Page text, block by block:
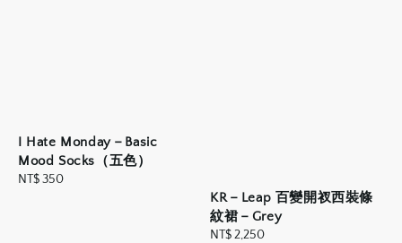
I Hate Monday－Basic
Mood Socks（五色）
Regular
NT$ 350
KR－Leap 百變開衩西裝條
紋裙－Grey
Regular
NT$ 2,250